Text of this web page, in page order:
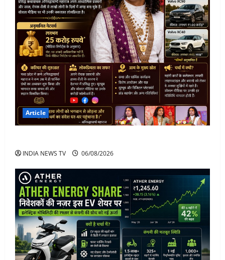
Article
INDIA NEWS TV 06/08/2026